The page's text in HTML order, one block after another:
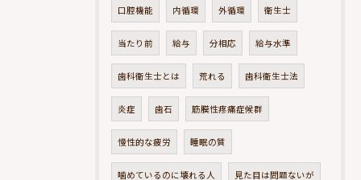
口腔機能 内循環 外循環 衛生士
当たり前 給与 分相応 給与水準
歯科衛生士とは 荒れる 歯科衛生士法
炎症 歯石 筋膜性疼痛症候群
慢性的な疲労 睡眠の質
噛めているのに壊れる人 見た目は問題ないが